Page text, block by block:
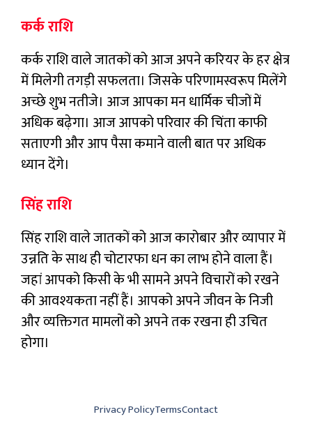
कर्क राशि
कर्क राशि वाले जातकों को आज अपने करियर के हर क्षेत्र
में मिलेगी तगड़ी सफलता। जिसके परिणामस्वरूप मिलेंगे
अच्छे शुभ नतीजे। आज आपका मन धार्मिक चीजों में
अधिक बढ़ेगा। आज आपको परिवार की चिंता काफी
सताएगी और आप पैसा कमाने वाली बात पर अधिक
ध्यान देंगे।
सिंह राशि
सिंह राशि वाले जातकों को आज कारोबार और व्यापार में
उन्नति के साथ ही चोटारफा धन का लाभ होने वाला हैं।
जहां आपको किसी के भी सामने अपने विचारों को रखने
की आवश्यकता नहीं हैं। आपको अपने जीवन के निजी
और व्यक्तिगत मामलों को अपने तक रखना ही उचित
होगा।
Privacy PolicyTermsContact